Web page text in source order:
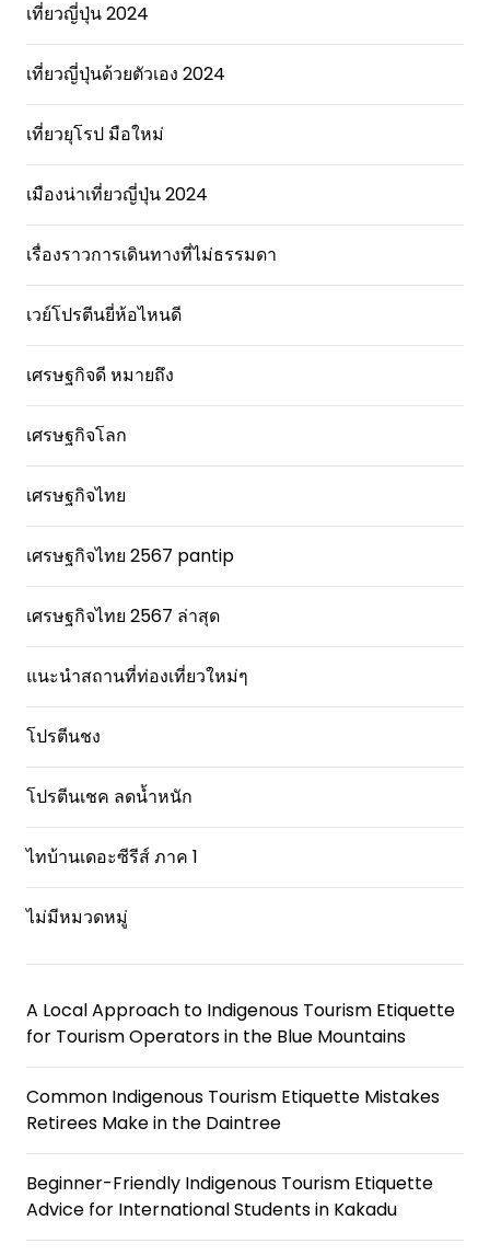
เที่ยวญี่ปุ่น 2024
เที่ยวญี่ปุ่นด้วยตัวเอง 2024
เที่ยวยุโรป มือใหม่
เมืองน่าเที่ยวญี่ปุ่น 2024
เรื่องราวการเดินทางที่ไม่ธรรมดา
เวย์โปรตีนยี่ห้อไหนดี
เศรษฐกิจดี หมายถึง
เศรษฐกิจโลก
เศรษฐกิจไทย
เศรษฐกิจไทย 2567 pantip
เศรษฐกิจไทย 2567 ล่าสุด
แนะนำสถานที่ท่องเที่ยวใหม่ๆ
โปรตีนชง
โปรตีนเชค ลดน้ำหนัก
ไทบ้านเดอะซีรีส์ ภาค 1
ไม่มีหมวดหมู่
A Local Approach to Indigenous Tourism Etiquette
for Tourism Operators in the Blue Mountains
Common Indigenous Tourism Etiquette Mistakes
Retirees Make in the Daintree
Beginner-Friendly Indigenous Tourism Etiquette
Advice for International Students in Kakadu